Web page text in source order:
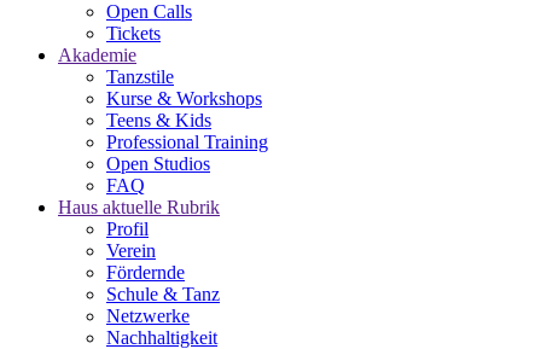
Open Calls
Tickets
Akademie
Tanzstile
Kurse & Workshops
Teens & Kids
Professional Training
Open Studios
FAQ
Haus aktuelle Rubrik
Profil
Verein
Fördernde
Schule & Tanz
Netzwerke
Nachhaltigkeit